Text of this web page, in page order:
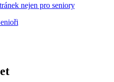
nejen pro seniory